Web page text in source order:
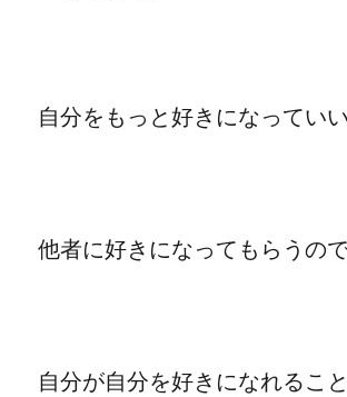
自分をもっと好きになってい
他者に好きになってもらうので
自分が自分を好きになれること